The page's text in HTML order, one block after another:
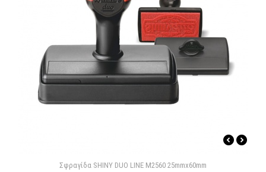
Σφραγίδα SHINY DUO LINE M2560 25mmx60mm